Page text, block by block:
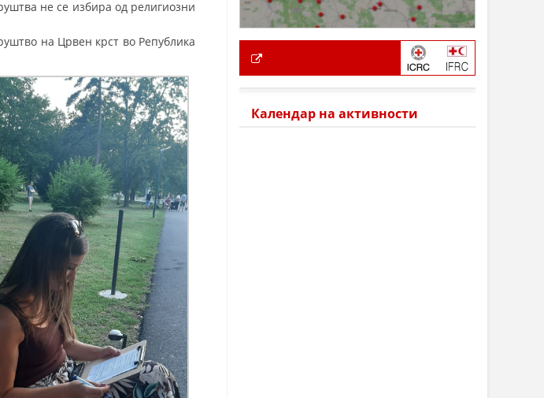
не се избира од религиозни
на Црвен крст во Република
Календар на активности